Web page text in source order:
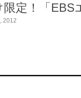
限定！「EBS
2012